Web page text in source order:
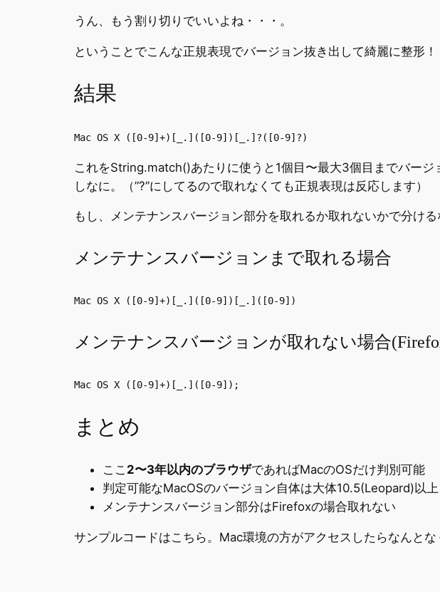
うん、もう割り切りでいいよね・・・。
ということでこんな正規表現でバージョン抜き出して綺麗に整形！
結果
Mac OS X ([0-9]+)[_.]([0-9])[_.]?([0-9]?)
これをString.match()あたりに使うと1個目〜最大3個目までバージ
しなに。（”?”にしてるので取れなくても正規表現は反応します）
もし、メンテナンスバージョン部分を取れるか取れないかで分ける
メンテナンスバージョンまで取れる場合
Mac OS X ([0-9]+)[_.]([0-9])[_.]([0-9])
メンテナンスバージョンが取れない場合
Mac OS X ([0-9]+)[_.]([0-9]);
まとめ
ここ 2〜3年以内のブラウザであればMacのOSだけ判別可能
判定可能なMacOSのバージョン自体は大体10.5(Leopard)以
メンテナンスバージョン部分はFirefoxの場合取れない
サンプルコードはこちら。Mac環境の方がアクセスしたらなんとな